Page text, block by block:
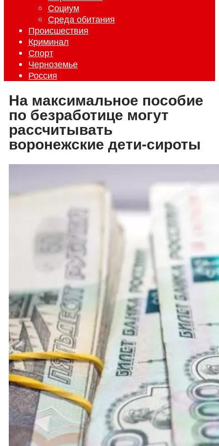
Социум
Среда обитания
Происшествия
Криминал
Спорт
Черноземье
Россия
На максимальное пособие
по безработице могут
рассчитывать
воронежские дети-сироты